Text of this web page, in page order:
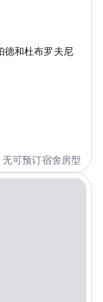
德和杜布罗夫尼
无可预订宿舍房型